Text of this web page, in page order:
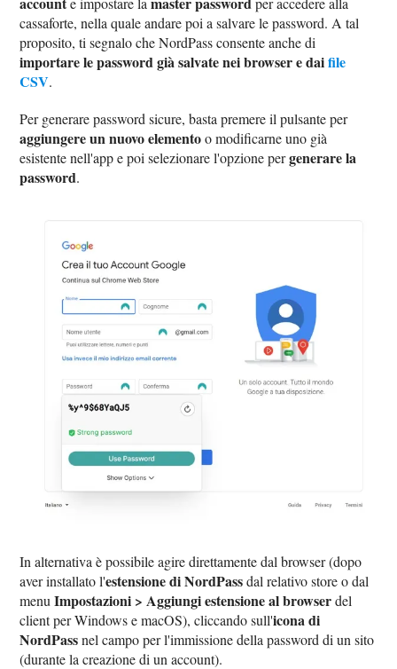
cassaforte, nella quale andare poi a salvare le password. A tal
proposito, ti segnalo che NordPass consente anche di
importare le password già salvate nei browser e daifile
CSV.
Per generare password sicure, basta premere il pulsante per
aggiungere un nuovo elementoo modificarne uno già
esistente nell'app e poi selezionare l'opzione pergenerare la
password.
In alternativa è possibile agire direttamente dal browser (dopo
aver installato l'estensione di NordPassdal relativo store o dal
menuImpostazioni > Aggiungi estensione al browserdel
client per Windows e macOS), cliccando sull'icona di
NordPassnel campo per l'immissione della password di un sito
(durante la creazione di un account).